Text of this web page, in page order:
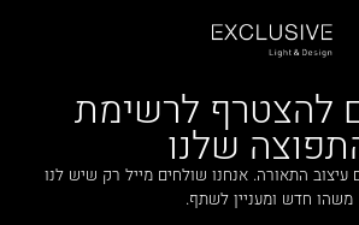
להצטרף לרשימת
שלנו
עיצוב התאורה. אנחנו שולחים מייל רק שיש לנו
משהו חדש ומעניין לשתף.